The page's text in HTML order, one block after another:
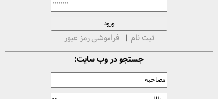
ثبت نام | فراموشی رمز عبور
جستجو در وب سایت: